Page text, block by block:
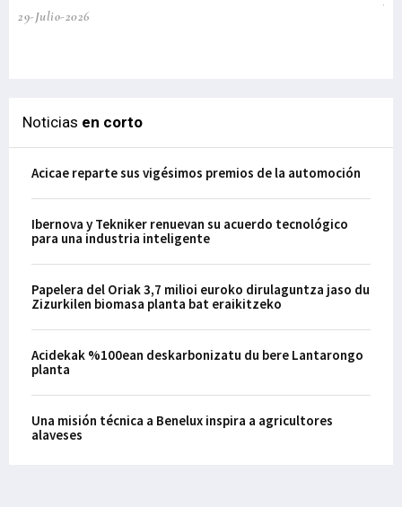
29-Julio-2026
Noticias en corto
Acicae reparte sus vigésimos premios de la automoción
Ibernova y Tekniker renuevan su acuerdo tecnológico
para una industria inteligente
Papelera del Oriak 3,7 milioi euroko dirulaguntza jaso du
Zizurkilen biomasa planta bat eraikitzeko
Acidekak %100ean deskarbonizatu du bere Lantarongo
planta
Una misión técnica a Benelux inspira a agricultores
alaveses